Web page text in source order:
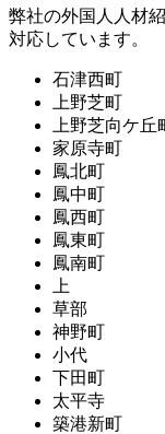
弊社の外国人人材
対応しています。
石津西町
上野芝町
上野芝向ケ丘
家原寺町
鳳北町
鳳中町
鳳西町
鳳東町
鳳南町
上
草部
神野町
小代
下田町
太平寺
築港新町